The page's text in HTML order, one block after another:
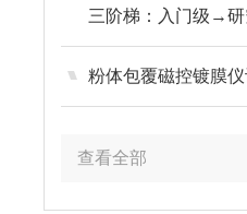
三阶梯：入门级→
产级
粉体包覆磁控镀膜
查看全部